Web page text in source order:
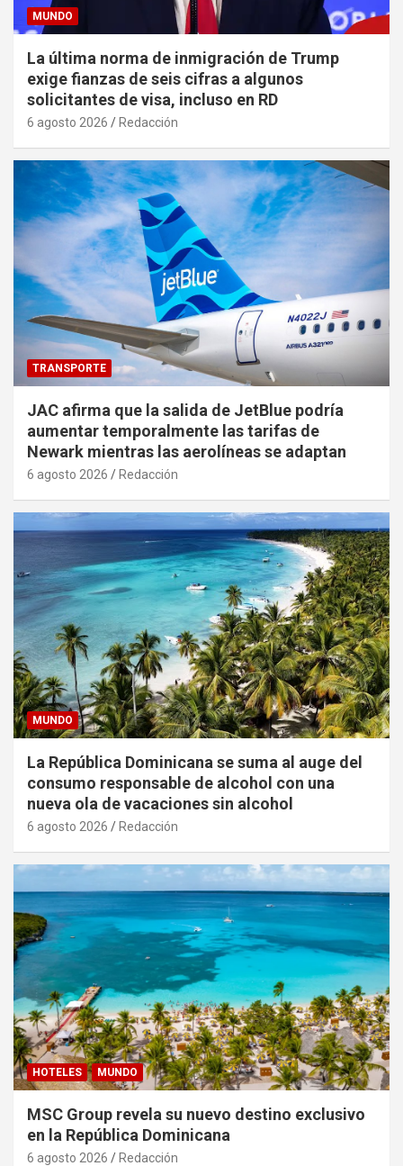
MUNDO
La última norma de inmigración de Trump
exige fianzas de seis cifras a algunos
solicitantes de visa, incluso en RD
6 agosto 2026 Redacción
TRANSPORTE
JAC afirma que la salida de JetBlue podría
aumentar temporalmente las tarifas de
Newark mientras las aerolíneas se adaptan
6 agosto 2026 Redacción
MUNDO
La República Dominicana se suma al auge del
consumo responsable de alcohol con una
nueva ola de vacaciones sin alcohol
6 agosto 2026 Redacción
HOTELES MUNDO
MSC Group revela su nuevo destino exclusivo
en la República Dominicana
6 agosto 2026 Redacción